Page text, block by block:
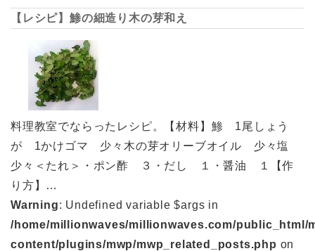
【レシピ】鯵の細造り木の芽和え
料理教室でならったレシピ。【材料】鯵 1尾しょう
が 1かけゴマ 少々木の芽オリーブオイル 少々塩
少々＜たれ＞・ポン酢 ３・だし １・醤油 １【作
り方】…
Warning: Undefined variable $args in
/home/millionwaves/millionwaves.com/public_html/
content/plugins/mwp/mwp_related_posts.php on